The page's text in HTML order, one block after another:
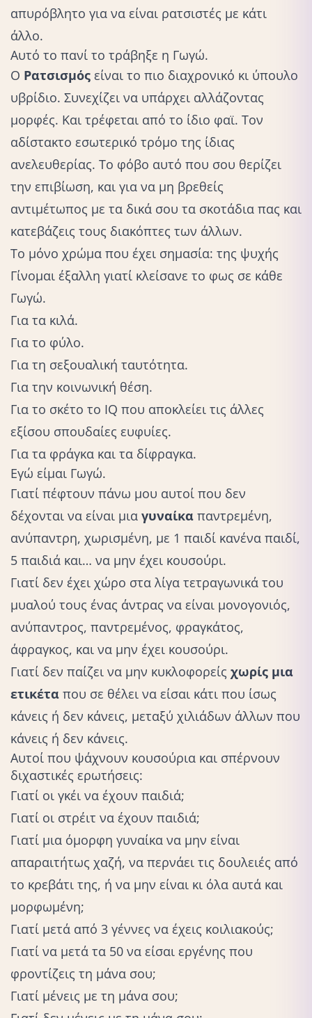
απυρόβλητο για να είναι ρατσιστές με κάτι
άλλο.
Αυτό το πανί το τράβηξε η Γωγώ.
Ο Ρατσισμός είναι το πιο διαχρονικό κι ύπουλο
υβρίδιο. Συνεχίζει να υπάρχει αλλάζοντας
μορφές. Και τρέφεται από το ίδιο φαϊ. Τον
αδίστακτο εσωτερικό τρόμο της ίδιας
ανελευθερίας. Το φόβο αυτό που σου θερίζει
την επιβίωση, και για να μη βρεθείς
αντιμέτωπος με τα δικά σου τα σκοτάδια πας και
κατεβάζεις τους διακόπτες των άλλων.
Το μόνο χρώμα που έχει σημασία: της ψυχής
Γίνομαι έξαλλη γιατί κλείσανε το φως σε κάθε
Γωγώ.
Για τα κιλά.
Για το φύλο.
Για τη σεξουαλική ταυτότητα.
Για την κοινωνική θέση.
Για το σκέτο το IQ που αποκλείει τις άλλες
εξίσου σπουδαίες ευφυίες.
Για τα φράγκα και τα δίφραγκα.
Εγώ είμαι Γωγώ.
Γιατί πέφτουν πάνω μου αυτοί που δεν
δέχονται να είναι μια γυναίκα παντρεμένη,
ανύπαντρη, χωρισμένη, με 1 παιδί κανένα παιδί,
5 παιδιά και… να μην έχει κουσούρι.
Γιατί δεν έχει χώρο στα λίγα τετραγωνικά του
μυαλού τους ένας άντρας να είναι μονογονιός,
ανύπαντρος, παντρεμένος, φραγκάτος,
άφραγκος, και να μην έχει κουσούρι.
Γιατί δεν παίζει να μην κυκλοφορείς χωρίς μια
ετικέτα που σε θέλει να είσαι κάτι που ίσως
κάνεις ή δεν κάνεις, μεταξύ χιλιάδων άλλων που
κάνεις ή δεν κάνεις.
Αυτοί που ψάχνουν κουσούρια και σπέρνουν
διχαστικές ερωτήσεις:
Γιατί οι γκέι να έχουν παιδιά;
Γιατί οι στρέιτ να έχουν παιδιά;
Γιατί μια όμορφη γυναίκα να μην είναι
απαραιτήτως χαζή, να περνάει τις δουλειές από
το κρεβάτι της, ή να μην είναι κι όλα αυτά και
μορφωμένη;
Γιατί μετά από 3 γέννες να έχεις κοιλιακούς;
Γιατί να μετά τα 50 να είσαι εργένης που
φροντίζεις τη μάνα σου;
Γιατί μένεις με τη μάνα σου;